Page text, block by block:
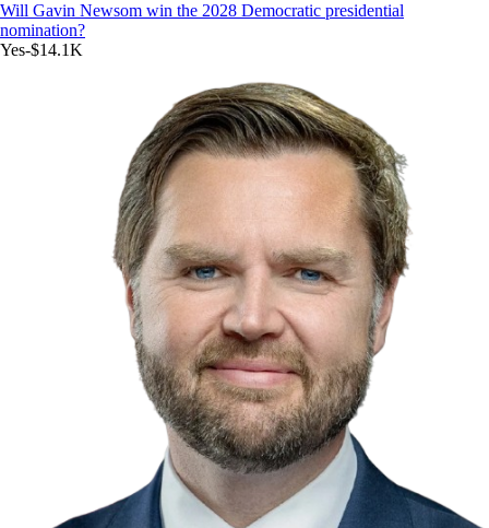
Will Gavin Newsom win the 2028 Democratic presidential
nomination?
Yes-$14.1K